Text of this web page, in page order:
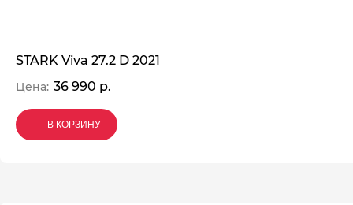
STARK Viva 27.2 D 2021
Цена: 36 990 р.
В КОРЗИНУ
В КОРЗИНУ
В КОРЗИНУ